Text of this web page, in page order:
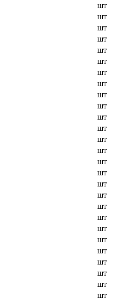
шт
шт
шт
шт
шт
шт
шт
шт
шт
шт
шт
шт
шт
шт
шт
шт
шт
шт
шт
шт
шт
шт
шт
шт
шт
шт
шт